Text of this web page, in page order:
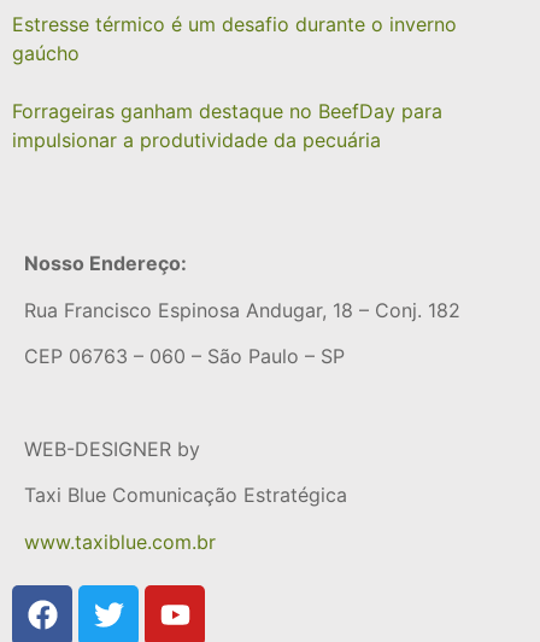
Estresse térmico é um desafio durante o inverno
gaúcho
Forrageiras ganham destaque no BeefDay para
impulsionar a produtividade da pecuária
Nosso Endereço:
Rua Francisco Espinosa Andugar, 18 – Conj. 182
CEP 06763 – 060 – São Paulo – SP
WEB-DESIGNER by
Taxi Blue Comunicação Estratégica
www.taxiblue.com.br